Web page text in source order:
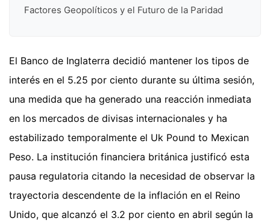
Factores Geopolíticos y el Futuro de la Paridad
El Banco de Inglaterra decidió mantener los tipos de
interés en el 5.25 por ciento durante su última sesión,
una medida que ha generado una reacción inmediata
en los mercados de divisas internacionales y ha
estabilizado temporalmente el Uk Pound to Mexican
Peso. La institución financiera británica justificó esta
pausa regulatoria citando la necesidad de observar la
trayectoria descendente de la inflación en el Reino
Unido, que alcanzó el 3.2 por ciento en abril según la